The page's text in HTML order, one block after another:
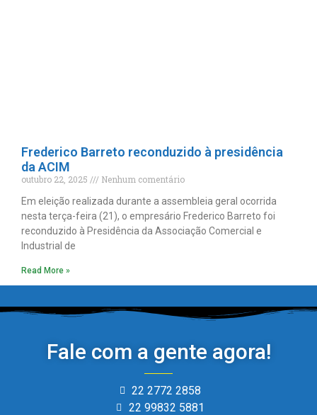
Frederico Barreto reconduzido à presidência
da ACIM
outubro 22, 2025
Nenhum comentário
Em eleição realizada durante a assembleia geral ocorrida
nesta terça-feira (21), o empresário Frederico Barreto foi
reconduzido à Presidência da Associação Comercial e
Industrial de
Read More »
Fale com a gente agora!
22 2772 2858
22 99832 5881